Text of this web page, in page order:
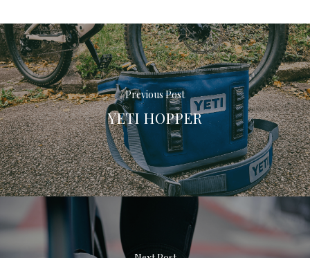
Previous Post
YETI HOPPER